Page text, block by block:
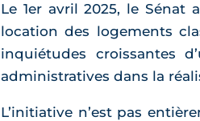
Le 1er avril 2025, le
location des logements
inquiétudes croissantes
administratives dans la
L’initiative n’est pas